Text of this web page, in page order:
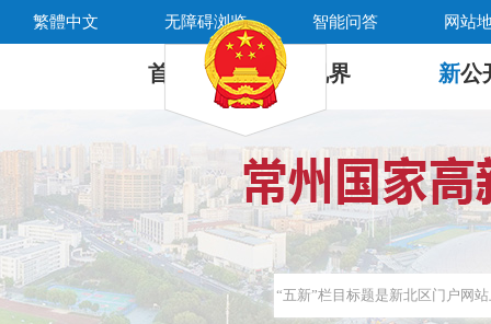
繁體中文 无障碍浏览 智能问答 网站
首 页 新 视界 新公